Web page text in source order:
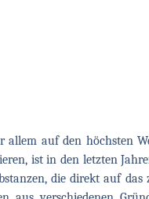
allem auf den höchsten
ist in den letzten
die direkt auf